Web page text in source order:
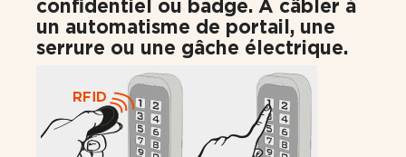
confidentiel ou badge. À câbler à
un automatisme de portail, une
serrure ou une gâche électrique.